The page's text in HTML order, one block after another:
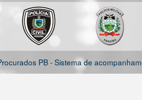
PB - Sistema de